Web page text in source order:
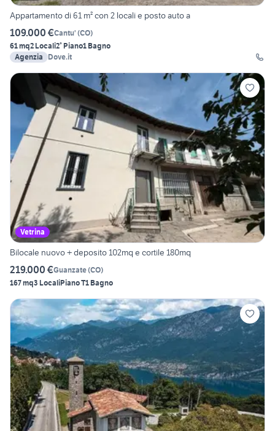
Appartamento di 61 m² con 2 locali e posto auto a
109.000 €Cantu' (CO)
61 mq2 Locali2° Piano1 Bagno
Agenzia
Dove.it
Vetrina
Bilocale nuovo + deposito 102mq e cortile 180mq
219.000 €Guanzate(CO)
167 mq3 LocaliPiano T1 Bagno